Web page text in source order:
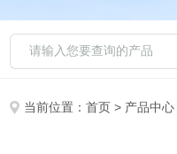
当前位置：首页 > 产品中心